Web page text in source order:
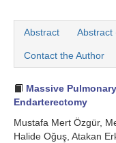
Contact Us
Search Articles
Abstract Abstract
Contact the Author
Massive
Endarterectomy
Mustafa Mert Özgür,
Halide Oğuş, Atakan